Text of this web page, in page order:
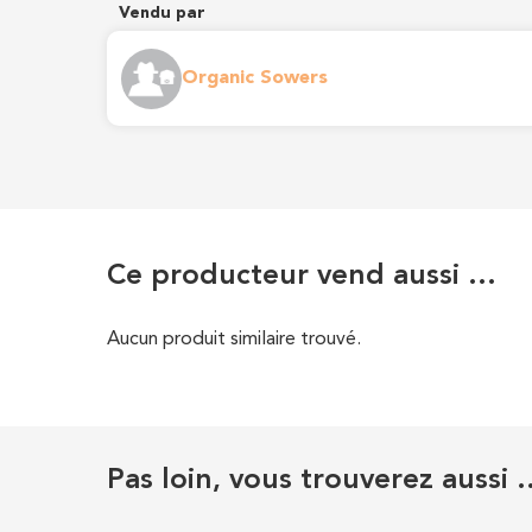
Vendu par
Organic Sowers
Ce producteur vend aussi …
Aucun produit similaire trouvé.
Pas loin, vous trouverez aussi